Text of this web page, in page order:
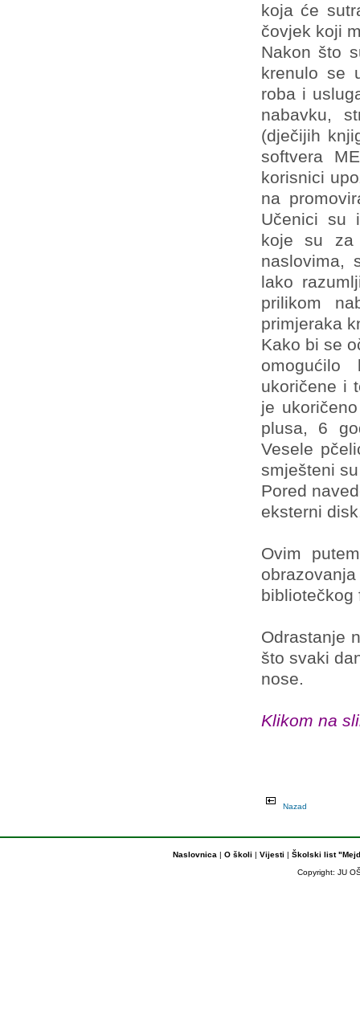
koja će
čovjek koji
Nakon što
krenulo se
roba i
nabavku,
(dječijih
softvera
korisnici
na
Učenici su
koje su za
naslovima,
lako
prilikom
primjeraka
Kako bi se
ukoričene i
je
plusa, 6
Vesele
smješteni
Pored
eksterni
Ovim
bibliotečkog
Odrastanje
što svaki
nose.
Klikom na
Nazad
Naslovnica | O školi | Vijesti | Školski list
Copyright: JU